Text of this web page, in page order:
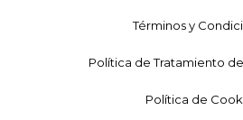
Términos y
Política de Tratamiento
Política de